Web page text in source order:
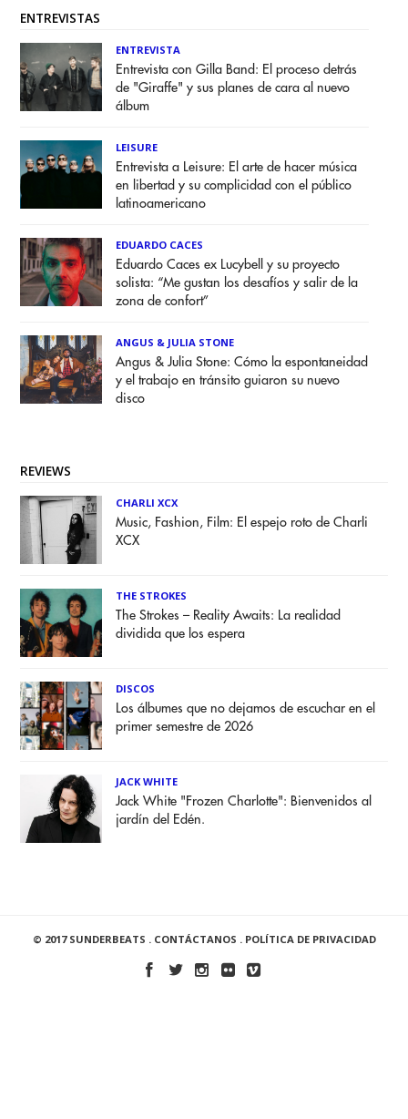
ENTREVISTAS
ENTREVISTA
Entrevista con Gilla Band: El proceso detrás
de "Giraffe" y sus planes de cara al nuevo
álbum
LEISURE
Entrevista a Leisure: El arte de hacer música
en libertad y su complicidad con el público
latinoamericano
EDUARDO CACES
Eduardo Caces ex Lucybell y su proyecto
solista: “Me gustan los desafíos y salir de la
zona de confort”
ANGUS & JULIA STONE
Angus & Julia Stone: Cómo la espontaneidad
y el trabajo en tránsito guiaron su nuevo
disco
REVIEWS
CHARLI XCX
Music, Fashion, Film: El espejo roto de Charli
XCX
THE STROKES
The Strokes – Reality Awaits: La realidad
dividida que los espera
DISCOS
Los álbumes que no dejamos de escuchar en el
primer semestre de 2026
JACK WHITE
Jack White "Frozen Charlotte": Bienvenidos al
jardín del Edén.
© 2017 SUNDERBEATS . CONTÁCTANOS . POLÍTICA DE PRIVACIDAD